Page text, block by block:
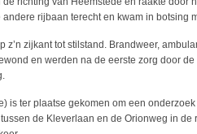
rijbaan terecht en kwam in botsing
z’n zijkant tot stilstand. Brandweer,
en werden na de eerste zorg door
is ter plaatse gekomen om een
de Kleverlaan en de Orionweg in